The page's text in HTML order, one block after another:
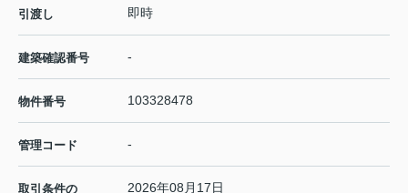
引渡し 即時
建築確認番号 -
物件番号 103328478
管理コード -
取引条件の
2026年08月17日